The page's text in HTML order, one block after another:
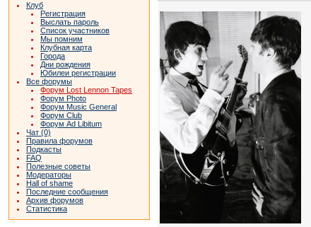
Клуб
Регистрация
Выслать пароль
Список участников
Мы помним
Клубная карта
Города
Дни рождения
Юбилеи регистрации
Все форумы
Форум Lost Lennon Tapes
Форум Photo
Форум Music General
Форум Club
Форум Ad Libitum
Чат (0)
Правила форумов
Подкасты
FAQ
Полезные советы
Модераторы
Hall of shame
Последние сообщения
Архив форумов
Статистика